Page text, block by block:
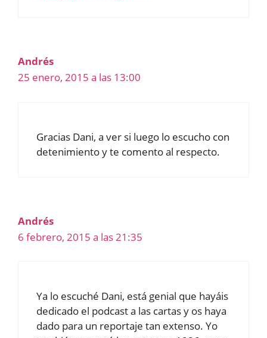
Andrés
25 enero, 2015 a las 13:00
Gracias Dani, a ver si luego lo escucho con
detenimiento y te comento al respecto.
Andrés
6 febrero, 2015 a las 21:35
Ya lo escuché Dani, está genial que hayáis
dedicado el podcast a las cartas y os haya
dado para un reportaje tan extenso. Yo